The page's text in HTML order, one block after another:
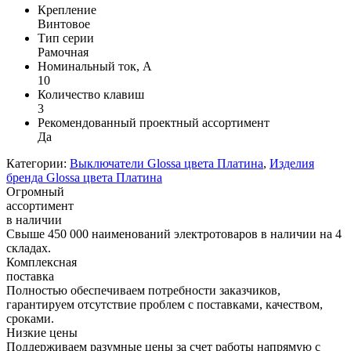
Крепление
Винтовое
Тип серии
Рамочная
Номинальный ток, А
10
Количество клавиш
3
Рекомендованный проектный ассортимент
Да
Категории: Выключатели Glossa цвета Платина, Изделия
бренда Glossa цвета Платина
Огромный
ассортимент
в наличии
Свыше 450 000 наименований электротоваров в наличии на 4
складах.
Комплексная
поставка
Полностью обеспечиваем потребности заказчиков,
гарантируем отсутствие проблем с поставками, качеством,
сроками.
Низкие цены
Поддерживаем разумные цены за счет работы напрямую с